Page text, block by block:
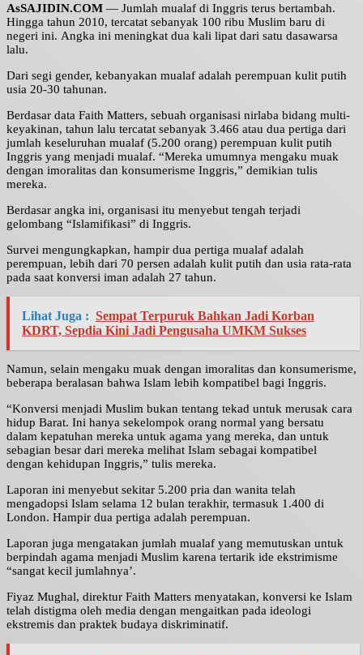
AsSAJIDIN.COM — Jumlah mualaf di Inggris terus bertambah.
Hingga tahun 2010, tercatat sebanyak 100 ribu Muslim baru di
negeri ini. Angka ini meningkat dua kali lipat dari satu dasawarsa
lalu.
Dari segi gender, kebanyakan mualaf adalah perempuan kulit putih
usia 20-30 tahunan.
Berdasar data Faith Matters, sebuah organisasi nirlaba bidang multi-
keyakinan, tahun lalu tercatat sebanyak 3.466 atau dua pertiga dari
jumlah keseluruhan mualaf (5.200 orang) perempuan kulit putih
Inggris yang menjadi mualaf. “Mereka umumnya mengaku muak
dengan imoralitas dan konsumerisme Inggris,” demikian tulis
mereka.
Berdasar angka ini, organisasi itu menyebut tengah terjadi
gelombang “Islamifikasi” di Inggris.
Survei mengungkapkan, hampir dua pertiga mualaf adalah
perempuan, lebih dari 70 persen adalah kulit putih dan usia rata-rata
pada saat konversi iman adalah 27 tahun.
Lihat Juga : Sempat Terpuruk Bahkan Jadi Korban
KDRT, Sepdia Kini Jadi Pengusaha UMKM Sukses
Namun, selain mengaku muak dengan imoralitas dan konsumerisme,
beberapa beralasan bahwa Islam lebih kompatibel bagi Inggris.
“Konversi menjadi Muslim bukan tentang tekad untuk merusak cara
hidup Barat. Ini hanya sekelompok orang normal yang bersatu
dalam kepatuhan mereka untuk agama yang mereka, dan untuk
sebagian besar dari mereka melihat Islam sebagai kompatibel
dengan kehidupan Inggris,” tulis mereka.
Laporan ini menyebut sekitar 5.200 pria dan wanita telah
mengadopsi Islam selama 12 bulan terakhir, termasuk 1.400 di
London. Hampir dua pertiga adalah perempuan.
Laporan juga mengatakan jumlah mualaf yang memutuskan untuk
berpindah agama menjadi Muslim karena tertarik ide ekstrimisme
“sangat kecil jumlahnya’.
Fiyaz Mughal, direktur Faith Matters menyatakan, konversi ke Islam
telah distigma oleh media dengan mengaitkan pada ideologi
ekstremis dan praktek budaya diskriminatif.